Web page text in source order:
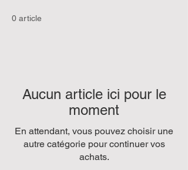
0 article
Aucun article ici pour le
moment
En attendant, vous pouvez choisir une
autre catégorie pour continuer vos
achats.